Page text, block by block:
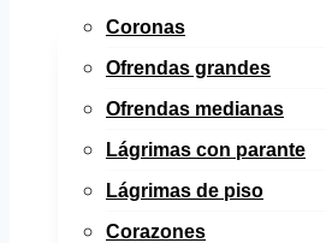
Coronas
Ofrendas grandes
Ofrendas medianas
Lágrimas con parante
Lágrimas de piso
Corazones